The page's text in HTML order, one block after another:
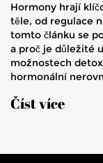
Hormony hrají
těle, od regulace
tomto článku se
a proč je důležité
možnostech
hormonální
cestou.
Číst více